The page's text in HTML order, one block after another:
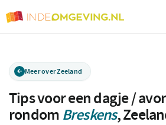
Meer over Zeeland
Tips voor een dagje /
rondom Breskens,